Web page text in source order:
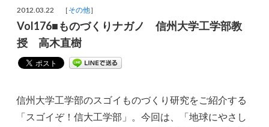
2012.03.22 ［ その他］
Vol176■ものづくりナガノ 信州大学工学部教
授 高木直樹
信州大学工学部のスゴイものづくり研究をご紹介する
「スゴイぞ！信大工学部」。今回は、「地球にやさし